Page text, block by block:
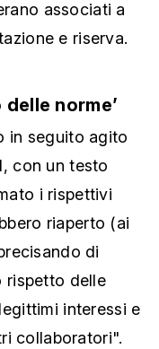
associati a
e riserva.
norme’
in seguito agito
con un testo
i rispettivi
riaperto (ai
di
rispetto delle
interessi e
collaboratori".